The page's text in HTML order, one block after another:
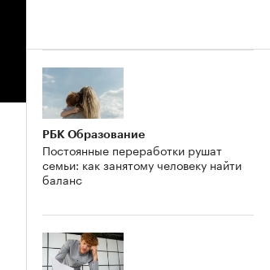
РБК Образование
Постоянные переработки рушат
семьи: как занятому человеку найти
баланс